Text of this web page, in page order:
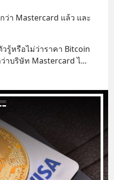
ว่า Mastercard แล้ว และ
รู้หรือไม่ว่าราคา Bitcoin
าบริษัท Mastercard ไ